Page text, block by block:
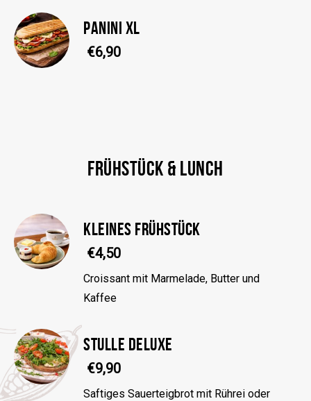
PANINI XL
€6,90
FRÜHSTÜCK & LUNCH
KLEINES FRÜHSTÜCK
€4,50
Croissant mit Marmelade, Butter und
Kaffee
STULLE DELUXE
€9,90
Saftiges Sauerteigbrot mit Rührei oder